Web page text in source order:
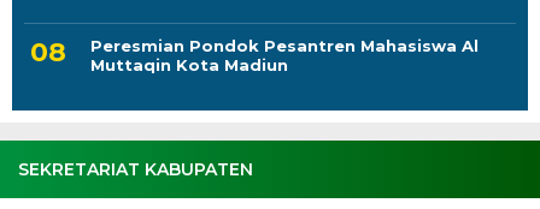
Peresmian Pondok Pesantren Mahasiswa Al
Muttaqin Kota Madiun
SEKRETARIAT KABUPATEN